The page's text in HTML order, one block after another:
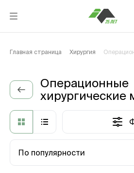
Главная страница Хирургия
Операционные
хирургические
По популярности